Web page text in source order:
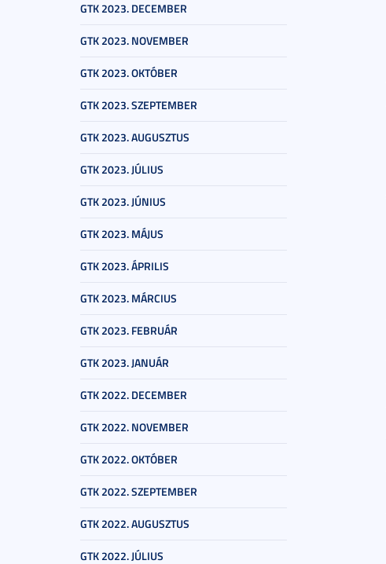
GTK 2023. DECEMBER
GTK 2023. NOVEMBER
GTK 2023. OKTÓBER
GTK 2023. SZEPTEMBER
GTK 2023. AUGUSZTUS
GTK 2023. JÚLIUS
GTK 2023. JÚNIUS
GTK 2023. MÁJUS
GTK 2023. ÁPRILIS
GTK 2023. MÁRCIUS
GTK 2023. FEBRUÁR
GTK 2023. JANUÁR
GTK 2022. DECEMBER
GTK 2022. NOVEMBER
GTK 2022. OKTÓBER
GTK 2022. SZEPTEMBER
GTK 2022. AUGUSZTUS
GTK 2022. JÚLIUS